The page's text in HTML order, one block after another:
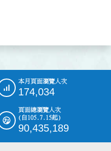
本月頁面瀏覽人次
174,034
頁面總瀏覽人次
(自105.7.15起)
90,435,189